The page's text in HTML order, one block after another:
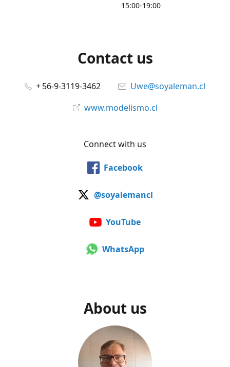
15:00-19:00
Contact us
+ 56-9-3119-3462
Uwe@soyaleman.cl
www.modelismo.cl
Connect with us
Facebook
@soyalemancl
YouTube
WhatsApp
About us